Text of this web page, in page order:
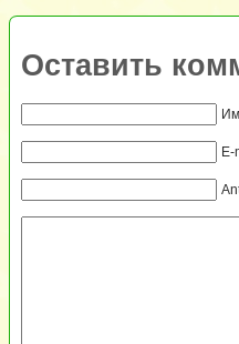
Оставить
E-